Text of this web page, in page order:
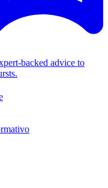
backed advice to